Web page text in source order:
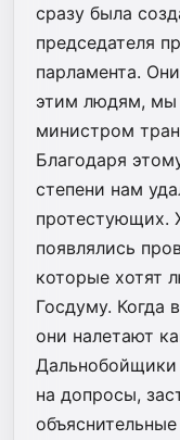
сразу была
председателя
парламента.
этим людям, мы
министром
Благодаря
степени нам
протестующих.
появлялись
которые хотят
Госдуму. Когда
они налетают
Дальнобойщики
на допросы,